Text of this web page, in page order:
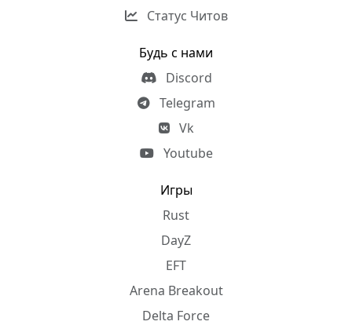
Статус Читов
Будь с нами
Discord
Telegram
Vk
Youtube
Игры
Rust
DayZ
EFT
Arena Breakout
Delta Force